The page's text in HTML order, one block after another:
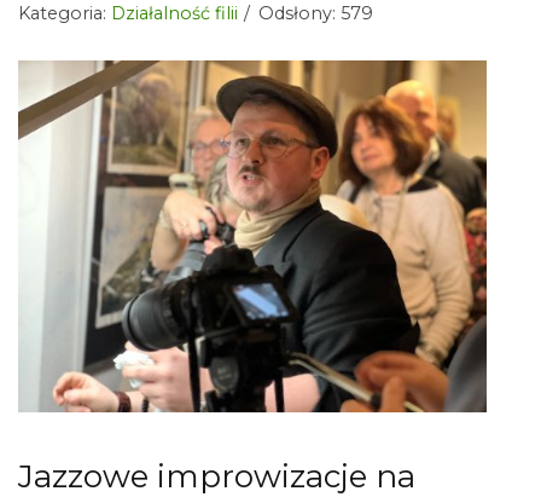
Kategoria: Działalność filii Odsłony: 579
Jazzowe improwizacje na